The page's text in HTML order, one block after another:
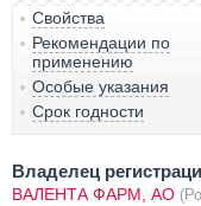
Свойства
Рекомендации по
применению
Особые указания
Срок годности
Владелец
ВАЛЕНТА ФАРМ, АО